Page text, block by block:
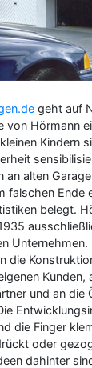
geht auf
von Hörmann
Kindern
an alten
falschen Ende
belegt.
die
Kunden,
und an die
die Finger
oder
dahinter